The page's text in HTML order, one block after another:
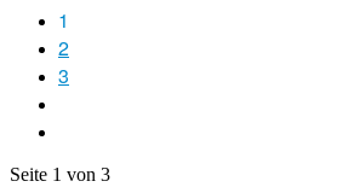
1
2
3
Seite 1 von 3